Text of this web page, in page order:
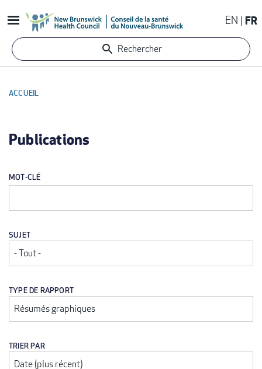
au
contenu
principal
EN FR
Rechercher
D'ARIANE
ACCUEIL
Publications
MOT-CLÉ
SUJET
TYPE DE RAPPORT
TRIER PAR